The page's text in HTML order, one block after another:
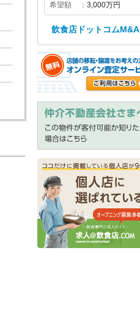
希望額
3,000万円
飲食店ドットコムM&A